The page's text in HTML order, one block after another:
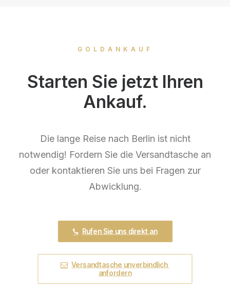
GOLDANKAUF
Starten Sie jetzt Ihren
Ankauf.
Die lange Reise nach Berlin ist nicht
notwendig! Fordern Sie die Versandtasche an
oder kontaktieren Sie uns bei Fragen zur
Abwicklung.
Rufen Sie uns direkt an
Versandtasche unverbindlich
anfordern